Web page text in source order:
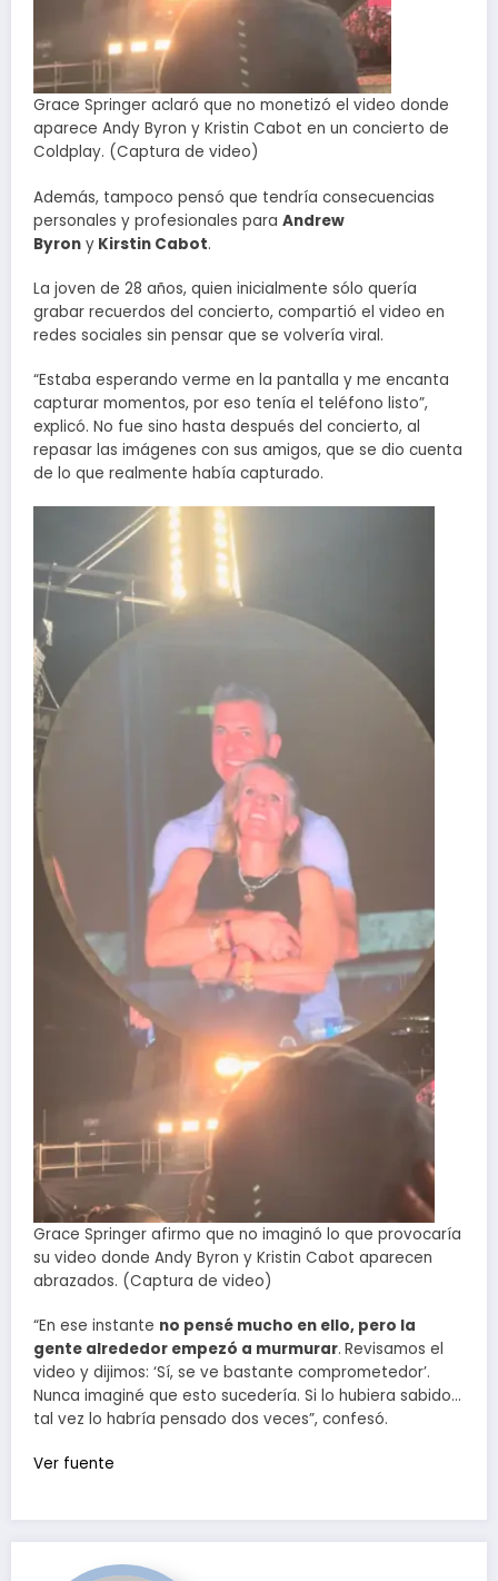
Grace Springer aclaró que no monetizó el video donde
aparece Andy Byron y Kristin Cabot en un concierto de
Coldplay. (Captura de video)
Además, tampoco pensó que tendría consecuencias
personales y profesionales para Andrew
Byron y Kirstin Cabot.
La joven de 28 años, quien inicialmente sólo quería
grabar recuerdos del concierto, compartió el video en
redes sociales sin pensar que se volvería viral.
“Estaba esperando verme en la pantalla y me encanta
capturar momentos, por eso tenía el teléfono listo”,
explicó. No fue sino hasta después del concierto, al
repasar las imágenes con sus amigos, que se dio cuenta
de lo que realmente había capturado.
Grace Springer afirmo que no imaginó lo que provocaría
su video donde Andy Byron y Kristin Cabot aparecen
abrazados. (Captura de video)
“En ese instante no pensé mucho en ello, pero la
gente alrededor empezó a murmurar. Revisamos el
video y dijimos: ‘Sí, se ve bastante comprometedor’.
Nunca imaginé que esto sucedería. Si lo hubiera sabido…
tal vez lo habría pensado dos veces”, confesó.
Ver fuente